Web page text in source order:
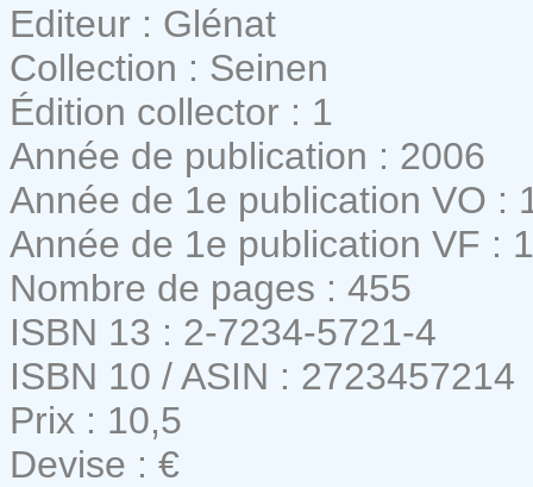
Editeur : Glénat
Collection : Seinen
Édition collector : 1
Année de publication : 2006
Année de 1e publication VO :
Année de 1e publication VF :
Nombre de pages : 455
ISBN 13 : 2-7234-5721-4
ISBN 10 / ASIN : 2723457214
Prix : 10,5
Devise : €